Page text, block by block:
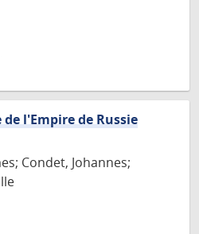
l'Empire de Russie
Condet, Johannes;